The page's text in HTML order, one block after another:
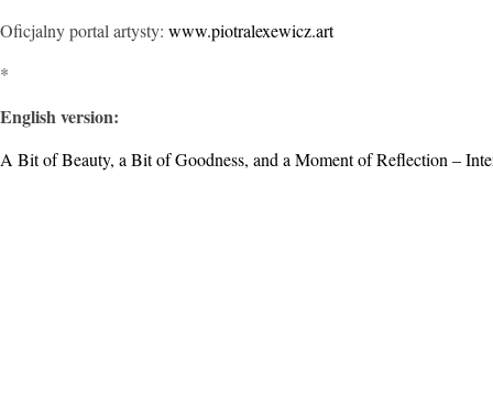
Oficjalny portal artysty: www.piotralexewicz.art
*
English version:
A Bit of Beauty, a Bit of Goodness, and a Moment of Reflection –